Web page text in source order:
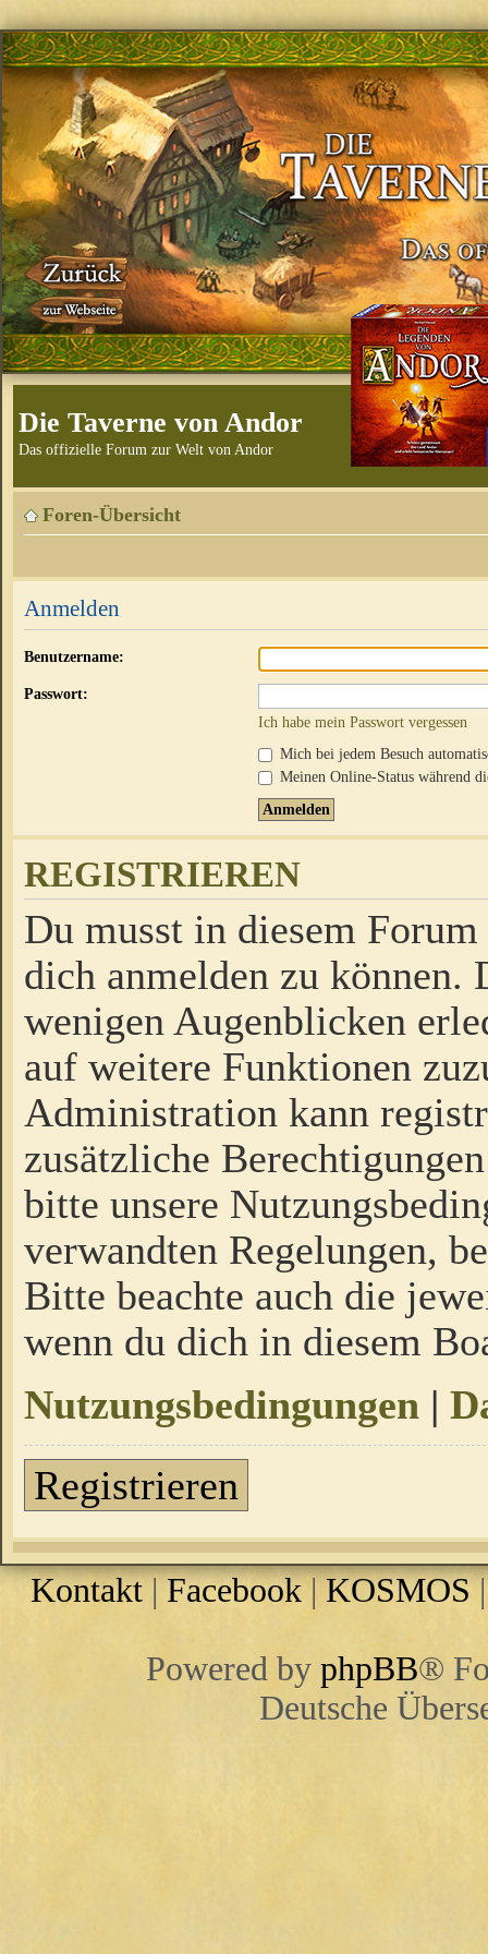
Die Taverne von Andor
Das offizielle Forum zur Welt von Andor
Foren-Übersicht
Anmelden
Benutzername:
Passwort:
Ich habe mein Passwort vergessen
Mich bei jedem Besuch
Meinen Online-Status während
REGISTRIEREN
Du musst in diesem
dich anmelden zu
wenigen Augenblicken
auf weitere Funktionen
Administration kann
zusätzliche
bitte unsere
verwandten Regelungen,
Bitte beachte auch die
wenn du dich in diesem
Nutzungsbedingungen |
Registrieren
Kontakt | Facebook |KOSMOS
Powered by phpBB®
Deutsche